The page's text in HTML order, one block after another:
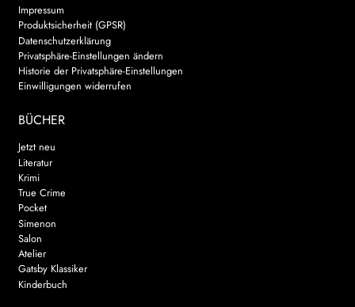
Impressum
Produktsicherheit (GPSR)
Datenschutzerklärung
Privatsphäre-Einstellungen ändern
Historie der Privatsphäre-Einstellungen
Einwilligungen widerrufen
BÜCHER
Jetzt neu
Literatur
Krimi
True Crime
Pocket
Simenon
Salon
Atelier
Gatsby Klassiker
Kinderbuch